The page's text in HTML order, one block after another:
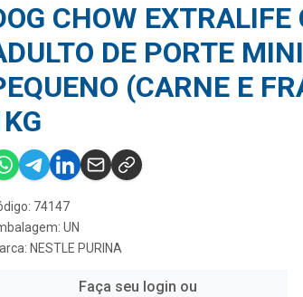
CHOW EXTRALIFE
DE PORTE
(CARNE E
74147
UN
NESTLE PURINA
Faça seu login ou